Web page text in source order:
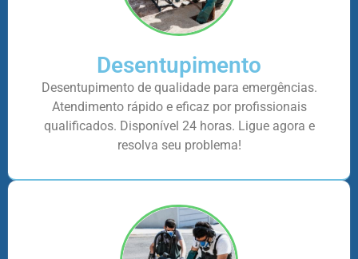
Desentupimento
Desentupimento de qualidade para emergências.
Atendimento rápido e eficaz por profissionais
qualificados. Disponível 24 horas. Ligue agora e
resolva seu problema!